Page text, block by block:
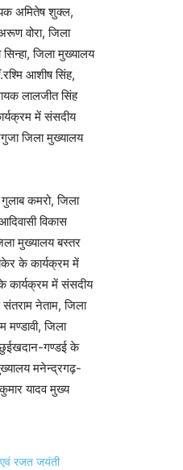
अमितेष शुक्ल,
वोरा, जिला
जिला मुख्यालय
आशीष सिंह,
लालजीत सिंह
में संसदीय
जिला मुख्यालय
कमरो, जिला
विकास
मुख्यालय बस्तर
के कार्यक्रम में
कार्यक्रम में संसदीय
नेताम, जिला
जिला
छुईखदान-गण्डई के
मनेन्द्रगढ़-
यादव मुख्य
एवं रजत जयंती